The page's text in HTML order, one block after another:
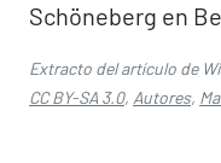
Schöneberg en
Extracto del artículo de
CC BY-SA 3.0, Autores,